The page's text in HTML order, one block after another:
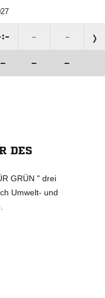
: – –
– – –
DES
GRÜN " drei
Umwelt- und